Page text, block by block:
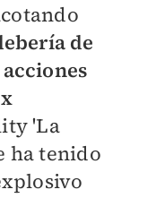
de
'La
ha tenido